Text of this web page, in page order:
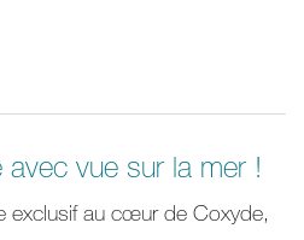
vue sur la mer !
exclusif au cœur de Coxyde,